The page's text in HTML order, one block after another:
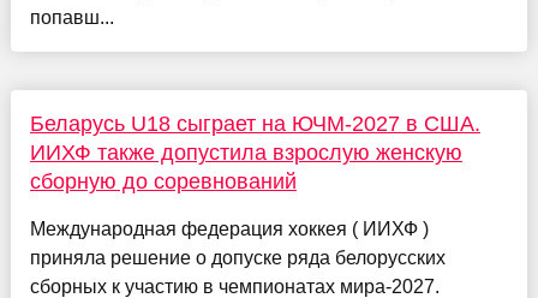
попавш...
Беларусь U18 сыграет на ЮЧМ-2027 в США.
ИИХФ также допустила взрослую женскую
сборную до соревнований
Международная федерация хоккея ( ИИХФ )
приняла решение о допуске ряда белорусских
сборных к участию в чемпионатах мира-2027.